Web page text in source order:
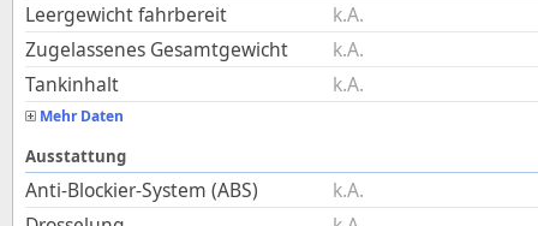
Leergewicht fahrbereit
k.A.
Zugelassenes Gesamtgewicht
k.A.
Tankinhalt
k.A.
Mehr Daten
Ausstattung
Anti-Blockier-System (ABS)
k.A.